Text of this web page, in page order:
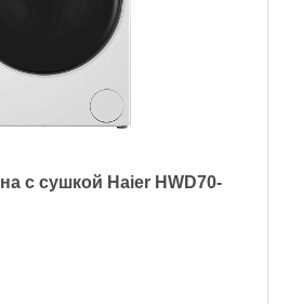
с сушкой Haier HWD70-